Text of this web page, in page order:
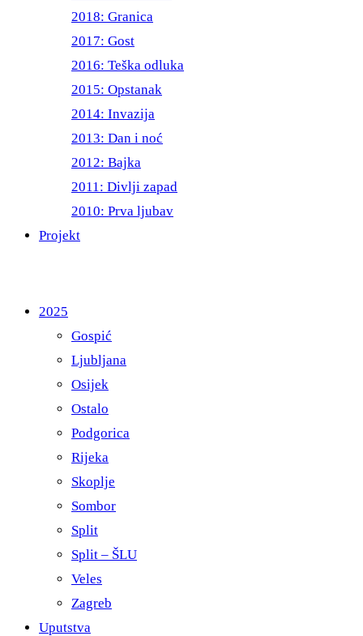
2018: Granica
2017: Gost
2016: Teška odluka
2015: Opstanak
2014: Invazija
2013: Dan i noć
2012: Bajka
2011: Divlji zapad
2010: Prva ljubav
Projekt
2025
Gospić
Ljubljana
Osijek
Ostalo
Podgorica
Rijeka
Skoplje
Sombor
Split
Split – ŠLU
Veles
Zagreb
Uputstva